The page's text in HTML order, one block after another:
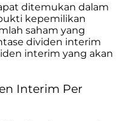
ditemukan dalam
kepemilikan
saham yang
dividen interim
interim yang akan
Interim Per